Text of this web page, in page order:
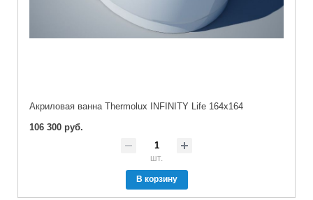
Акриловая ванна Thermolux INFINITY Life 164x164
106 300 руб.
шт.
В корзину